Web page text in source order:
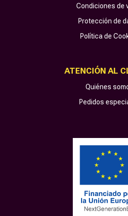
Condiciones de
Protección de
Política de
ATENCIÓN AL
Quiénes
Pedidos